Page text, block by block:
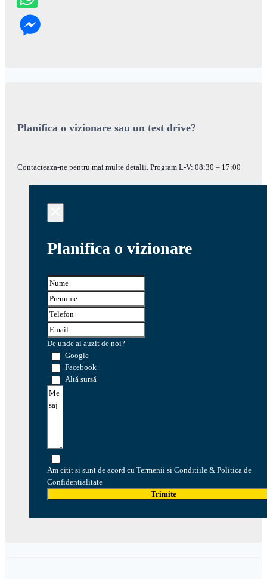
Planifica o vizionare sau un test drive?
Contacteaza-ne pentru mai multe detalii. Program L-V: 08:30 – 17:00
Planifica o vizionare
De unde ai auzit de noi?
Google
Facebook
Altă sursă
Am citit si sunt de acord cu Termenii si Conditiile & Politica de
Confidentialitate
Trimite